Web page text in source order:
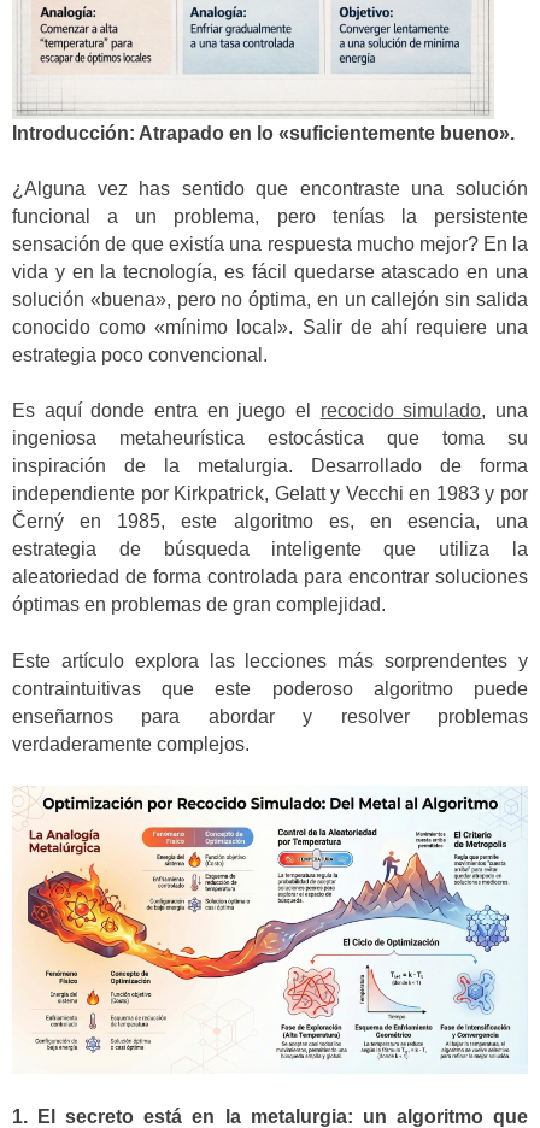
Introducción: Atrapado en lo «suficientemente bueno».
¿Alguna vez has sentido que encontraste una solución
funcional a un problema, pero tenías la persistente
sensación de que existía una respuesta mucho mejor? En la
vida y en la tecnología, es fácil quedarse atascado en una
solución «buena», pero no óptima, en un callejón sin salida
conocido como «mínimo local». Salir de ahí requiere una
estrategia poco convencional.
Es aquí donde entra en juego el recocido simulado, una
ingeniosa metaheurística estocástica que toma su
inspiración de la metalurgia. Desarrollado de forma
independiente por Kirkpatrick, Gelatt y Vecchi en 1983 y por
Černý en 1985, este algoritmo es, en esencia, una
estrategia de búsqueda inteligente que utiliza la
aleatoriedad de forma controlada para encontrar soluciones
óptimas en problemas de gran complejidad.
Este artículo explora las lecciones más sorprendentes y
contraintuitivas que este poderoso algoritmo puede
enseñarnos para abordar y resolver problemas
verdaderamente complejos.
1. El secreto está en la metalurgia: un algoritmo que